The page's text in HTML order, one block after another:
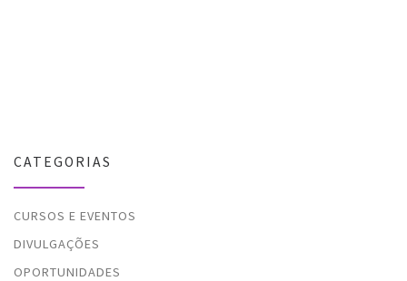
CATEGORIAS
CURSOS E EVENTOS
DIVULGAÇÕES
OPORTUNIDADES